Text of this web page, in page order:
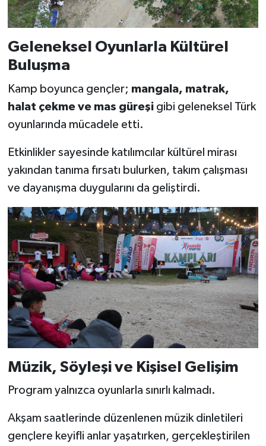
Geleneksel Oyunlarla Kültürel
Buluşma
Kamp boyunca gençler; mangala, matrak,
halat çekme ve mas güreşigibi geleneksel Türk
oyunlarında mücadele etti.
Etkinlikler sayesinde katılımcılar kültürel mirası
yakından tanıma fırsatı bulurken, takım çalışması
ve dayanışma duygularını da geliştirdi.
Müzik, Söyleşi ve Kişisel Gelişim
Program yalnızca oyunlarla sınırlı kalmadı.
Akşam saatlerinde düzenlenen müzik dinletileri
gençlere keyifli anlar yaşatırken, gerçekleştirilen
MİZAH
TARİH
Genel
Politika
YEREL
BÖLGEDEN
BİLİM TEKNOLOJİ
ASAYİŞ
SEÇİM 2015
ÇEVRE
BİLİM VE TEKNOLOJİ
YARIŞMALAR
TANITIM